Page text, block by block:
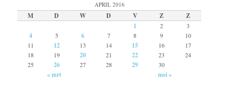
APRIL 2016
M D W D V Z
Z
1
2 3
4 5 6 7 8 9
10
11
12 13 14 15 16
17
18
19 20 21 22 23
24
25
26 27 28 29 30
« mrt mei »